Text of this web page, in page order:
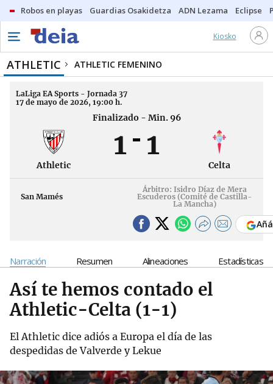
Robos en playas Guardias Osakidetza ADN Lezama Eclipse
Kiosko
ATHLETIC ATHLETIC FEMENINO
LaLiga EA Sports - Jornada 37
17 de mayo de 2026, 19:00 h.
Finalizado - Min. 96
Athletic
1 1
Celta
San Mamés
Árbitro: Isidro Díaz de Mera
Escuderos (Comité de Castilla-
La Mancha)
Narración Resumen Alineaciones Estadísticas
Así te hemos contado el
Athletic-Celta (1-1)
El Athletic dice adiós a Europa el día de las
despedidas de Valverde y Lekue